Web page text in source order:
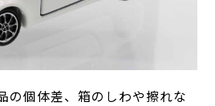
の個体差、箱のしわや擦れな